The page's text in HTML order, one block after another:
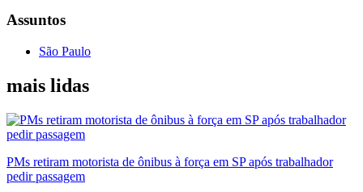
Assuntos
São Paulo
mais lidas
PMs retiram motorista de ônibus à força em SP após trabalhador
pedir passagem